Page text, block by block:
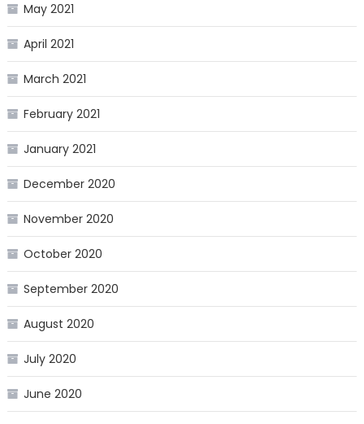
May 2021
April 2021
March 2021
February 2021
January 2021
December 2020
November 2020
October 2020
September 2020
August 2020
July 2020
June 2020